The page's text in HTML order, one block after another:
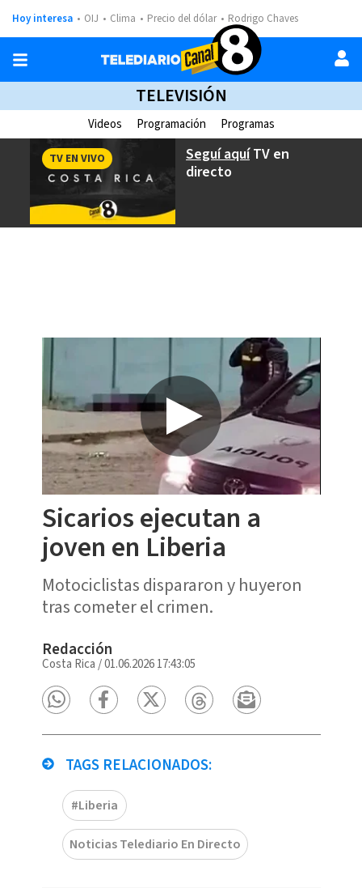
Hoy interesa OIJ Clima Precio del dólar Rodrigo Chaves
TELEVISIÓN
Videos Programación Programas
Seguí aquíTV en
directo
TV EN VIVO
Sicarios ejecutan a
joven en Liberia
Motociclistas dispararon y huyeron
tras cometer el crimen.
Redacción
Costa Rica /01.06.2026 17:43:05
TAGS RELACIONADOS:
#Liberia
Noticias Telediario En Directo